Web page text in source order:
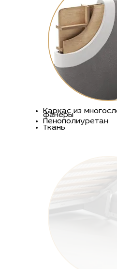
Каркас из
фанеры
Пенополиуретан
Ткань